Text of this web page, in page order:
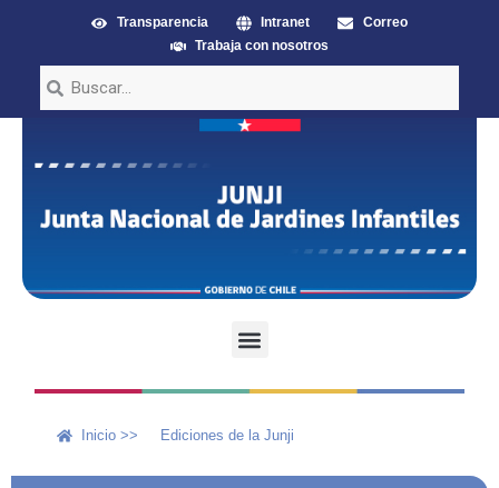
Transparencia Intranet
Correo
Trabaja con nosotros
Inicio >> Ediciones de la Junji